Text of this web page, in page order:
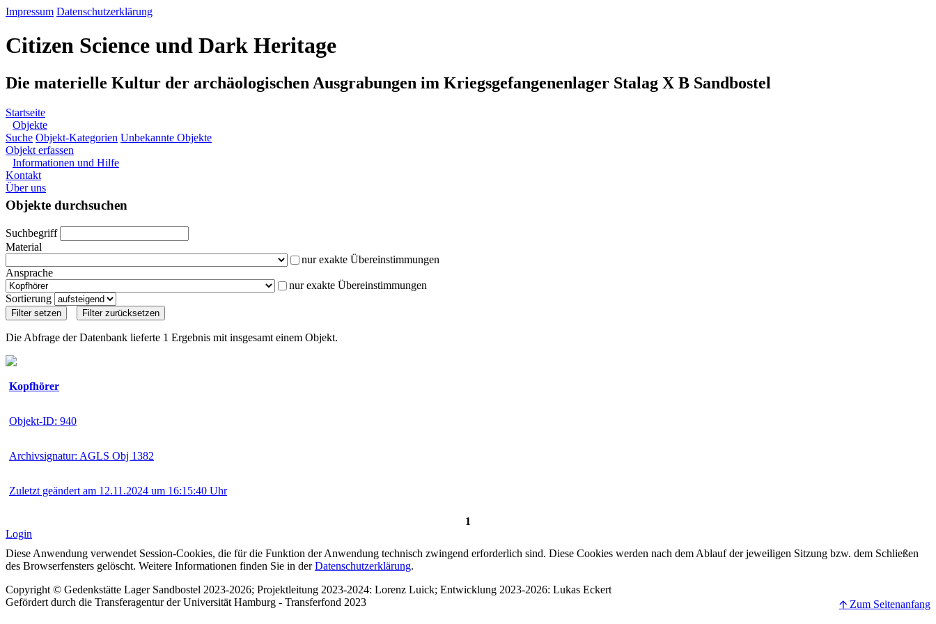
Impressum Datenschutzerklärung
Citizen Science und Dark Heritage
Die materielle Kultur der archäologischen Ausgrabungen im Kriegsgefangenenlager Stalag X B Sandbostel
Startseite
Objekte
Suche Objekt-Kategorien Unbekannte Objekte
Objekt erfassen
Informationen und Hilfe
Kontakt
Über uns
Objekte durchsuchen
Suchbegriff
Material
nur exakte Übereinstimmungen
Ansprache
nur exakte Übereinstimmungen
Sortierung
Die Abfrage der Datenbank lieferte 1 Ergebnis mit insgesamt einem Objekt.
Kopfhörer
Objekt-ID: 940
Archivsignatur: AGLS Obj 1382
Zuletzt geändert am 12.11.2024 um 16:15:40 Uhr
1
Login
Diese Anwendung verwendet Session-Cookies, die für die Funktion der Anwendung technisch zwingend erforderlich sind. Diese Cookies werden nach dem Ablauf der jeweiligen Sitzung bzw. dem Schließen
des Browserfensters gelöscht. Weitere Informationen finden Sie in derDatenschutzerklärung.
Copyright © Gedenkstätte Lager Sandbostel 2023-2026; Projektleitung 2023-2024: Lorenz Luick; Entwicklung 2023-2026: Lukas Eckert
Gefördert durch die Transferagentur der Universität Hamburg - Transferfond 2023
🡩 Zum Seitenanfang